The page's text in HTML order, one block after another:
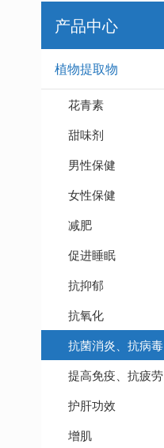
产品中心
植物提取物
花⻘素
甜味剂
男性保健
女性保健
减肥
促进睡眠
抗抑郁
抗氧化
抗菌消炎、抗病毒
提高免疫、抗疲劳
护肝功效
增肌